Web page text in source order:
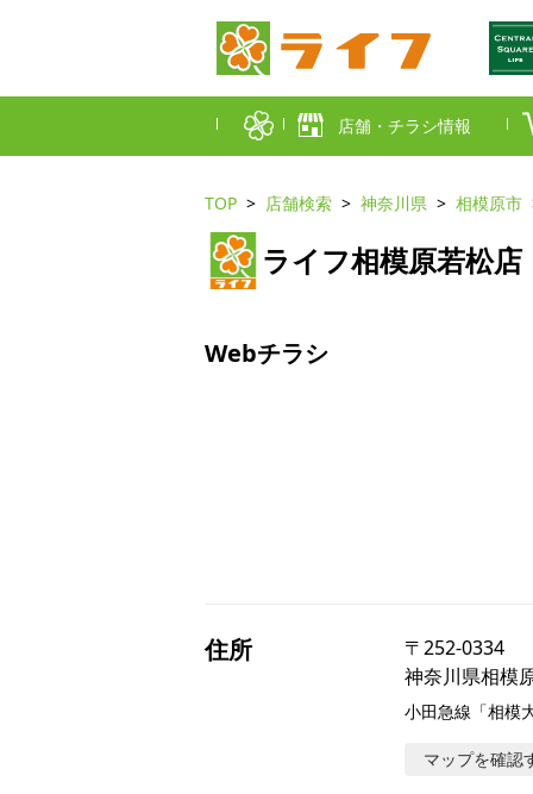
店舗・チラシ情報
東京都 埼
大阪市
TOP 店舗検索 神奈川県 相模原市
ライフ相模原若松店
Webチラシ
住所 〒252-0334
神奈川県相模
小田急線「相模
マップを確認